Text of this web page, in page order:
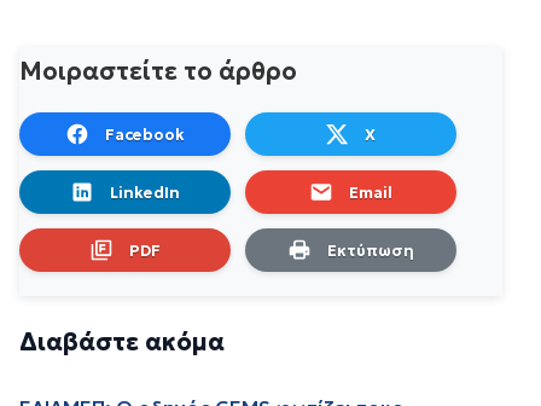
Μοιραστείτε το άρθρο
Facebook X
LinkedIn Email
PDF Εκτύπωση
Διαβάστε ακόμα